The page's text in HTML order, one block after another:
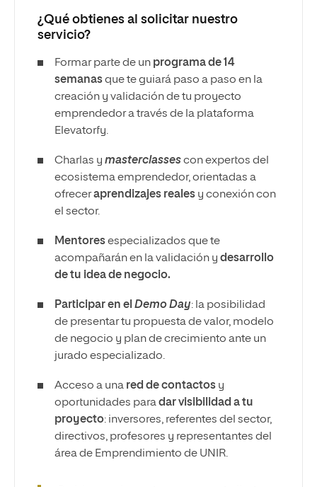
¿Qué obtienes al solicitar nuestro
servicio?
Formar parte de un programa de 14
semanasque te guiará paso a paso en la
creación y validación de tu proyecto
emprendedor a través de la plataforma
Elevatorfy.
Charlas y masterclassescon expertos del
ecosistema emprendedor, orientadas a
ofreceraprendizajes reales y conexión con
el sector.
Mentoresespecializados que te
acompañarán en la validación y desarrollo
de tu idea de negocio.
Participar en el Demo Day: la posibilidad
de presentar tu propuesta de valor, modelo
de negocio y plan de crecimiento ante un
jurado especializado.
Acceso a una red de contactos y
oportunidades paradar visibilidad a tu
proyecto: inversores, referentes del sector,
directivos, profesores y representantes del
área de Emprendimiento de UNIR.